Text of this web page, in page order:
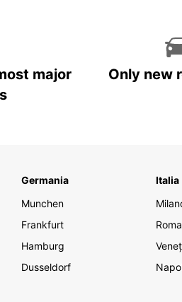
major
Only new
Germania
Munchen
Frankfurt
Hamburg
Dusseldorf
Italia
Roma